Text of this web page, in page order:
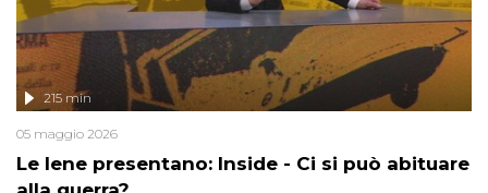
Le Iene presentano: Inside - Ci si può abituare
215 min
05 maggio 2026